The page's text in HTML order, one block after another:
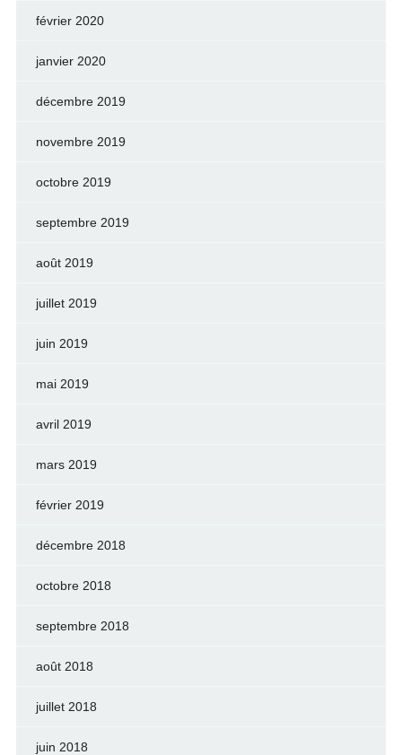
février 2020
janvier 2020
décembre 2019
novembre 2019
octobre 2019
septembre 2019
août 2019
juillet 2019
juin 2019
mai 2019
avril 2019
mars 2019
février 2019
décembre 2018
octobre 2018
septembre 2018
août 2018
juillet 2018
juin 2018